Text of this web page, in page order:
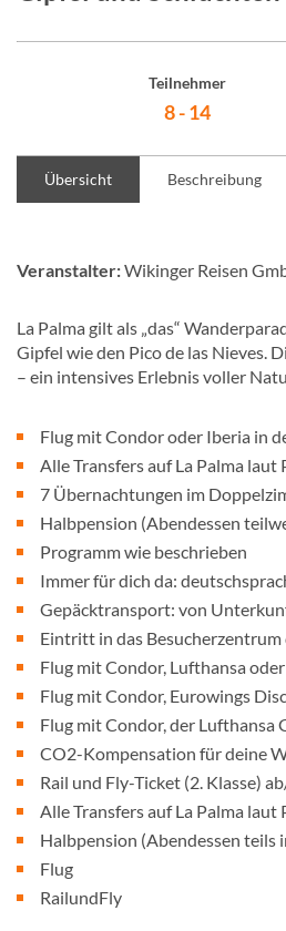
Teilnehmer
8 - 14
Übersicht Beschreibung
Veranstalter:Wikinger Reisen
La Palma gilt als „das“
Gipfel wie den Pico de las Nieves.
– ein intensives Erlebnis voller
Flug mit Condor oder Iberia in
Alle Transfers auf La Palma
7 Übernachtungen im
Halbpension (Abendessen
Programm wie beschrieben
Immer für dich da:
Gepäcktransport: von
Eintritt in das
Flug mit Condor, Lufthansa
Flug mit Condor, Eurowings
Flug mit Condor, der Lufthansa
CO2-Kompensation für deine
Rail und Fly-Ticket (2. Klasse)
Alle Transfers auf La Palma laut
Halbpension (Abendessen teils
Flug
RailundFly